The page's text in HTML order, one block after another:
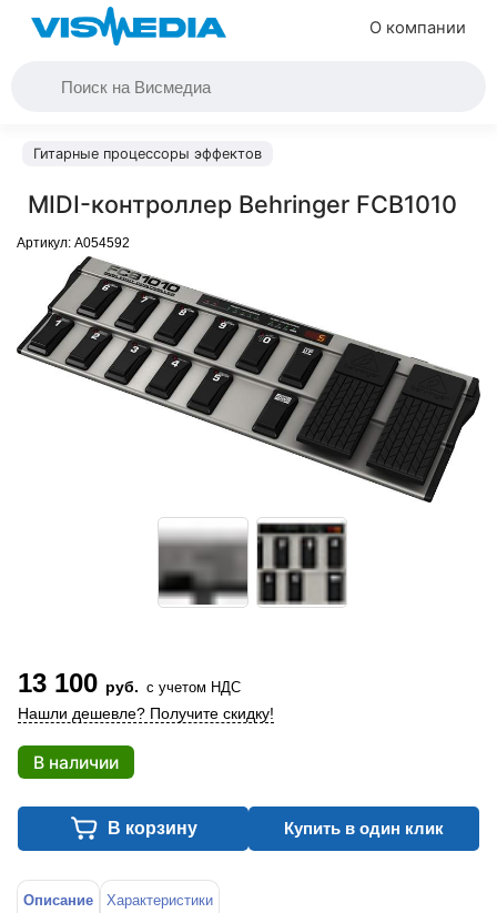
О компании
Гитарные процессоры эффектов
MIDI-контроллер Behringer FCB1010
Артикул: A054592
13 100 руб. с учетом НДС
Нашли дешевле? Получите скидку!
В наличии
В корзину Купить в один клик
Описание Характеристики